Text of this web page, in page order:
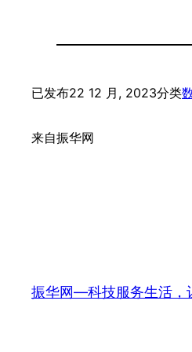
已发布22 12 月, 2023分类
来自振华网
振华网—科技服务生活，